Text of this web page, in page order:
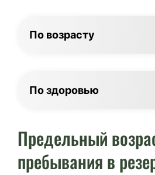
По возрасту
По здоровью
Предельный
пребывания в